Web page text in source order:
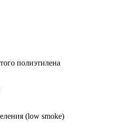
полиэтилена
(low smoke)